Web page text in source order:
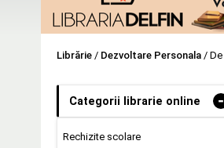
Librărie / Dezvoltare Personala /
Categorii librarie online
Rechizite scolare